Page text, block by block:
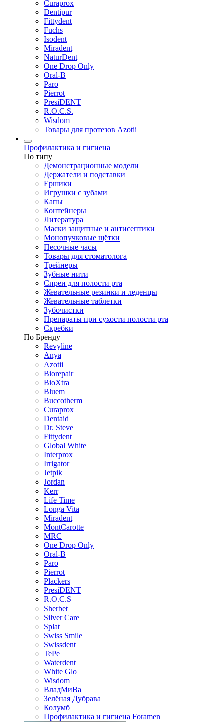
Curaprox
Dentipur
Fittydent
Fuchs
Isodent
Miradent
NaturDent
One Drop Only
Oral-B
Paro
Pierrot
PresiDENT
R.O.C.S.
Wisdom
Товары для протезов Azotii
Профилактика и гигиена
По типу
Демонстрационные модели
Держатели и подставки
Ершики
Игрушки с зубами
Капы
Контейнеры
Литература
Маски защитные и антисептики
Монопучковые щётки
Песочные часы
Товары для стоматолога
Трейнеры
Зубные нити
Спреи для полости рта
Жевательные резинки и леденцы
Жевательные таблетки
Зубочистки
Препараты при сухости полости рта
Скребки
По Бренду
Revyline
Anya
Azotii
Biorepair
BioXtra
Bluem
Buccotherm
Curaprox
Dentaid
Dr. Steve
Fittydent
Global White
Interprox
Irrigator
Jetpik
Jordan
Kerr
Life Time
Longa Vita
Miradent
MontCarotte
MRC
One Drop Only
Oral-B
Paro
Pierrot
Plackers
PresiDENT
R.O.C.S
Sherbet
Silver Care
Splat
Swiss Smile
Swissdent
TePe
Waterdent
White Glo
Wisdom
ВладМиВа
Зелёная Дубрава
Колумб
Профилактика и гигиена Foramen